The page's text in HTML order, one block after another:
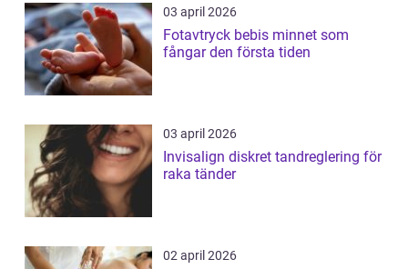
03 april 2026
Fotavtryck bebis minnet som
fångar den första tiden
03 april 2026
Invisalign diskret tandreglering för
raka tänder
02 april 2026